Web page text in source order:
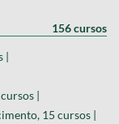
156 cursos
|
|
15 cursos |